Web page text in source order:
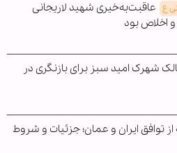
ع عاقبت‌به‌خیری شهید لاریجانی
اخلاص بود
شهرک امید سبز برای بازنگری در
از توافق ایران و عمان؛ جزئیات و شروط